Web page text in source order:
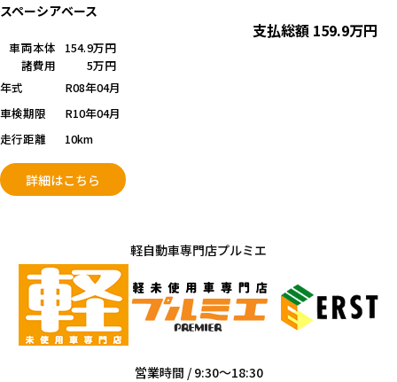
スペーシアベース
支払総額 159.9万円
車両本体
154.9万円
諸費用
5万円
年式
R08年04月
車検期限
R10年04月
走行距離
10km
詳細はこちら
軽自動車専門店プルミエ
営業時間 / 9:30～18:30